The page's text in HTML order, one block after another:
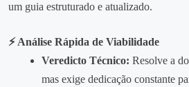
um guia estruturado e atualizado.
⚡ Análise Rápida de Viabilidade
Veredicto Técnico: Resolve a
mas exige dedicação constante